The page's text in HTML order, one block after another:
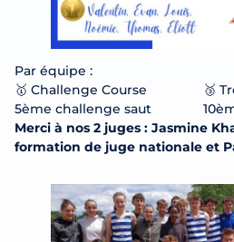
Par équipe :
🥇 Challenge Course
🥉
5ème challenge saut
Merci à nos 2 juges : Jasmine
formation de juge nationale et